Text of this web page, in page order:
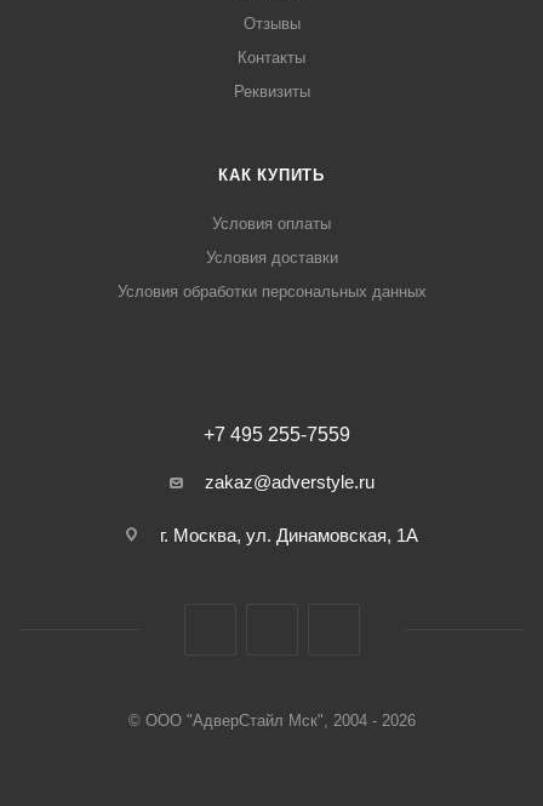
Отзывы
Контакты
Реквизиты
КАК КУПИТЬ
Условия оплаты
Условия доставки
Условия обработки персональных данных
+7 495 255-7559
zakaz@adverstyle.ru
г. Москва, ул. Динамовская, 1А
© ООО "АдверСтайл Мск", 2004 - 2026